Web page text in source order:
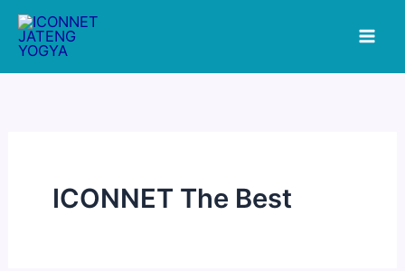
Lewati
konten
ICONNET The Best